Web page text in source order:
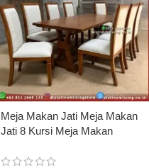
Meja Makan Jati Meja Makan
Jati 8 Kursi Meja Makan